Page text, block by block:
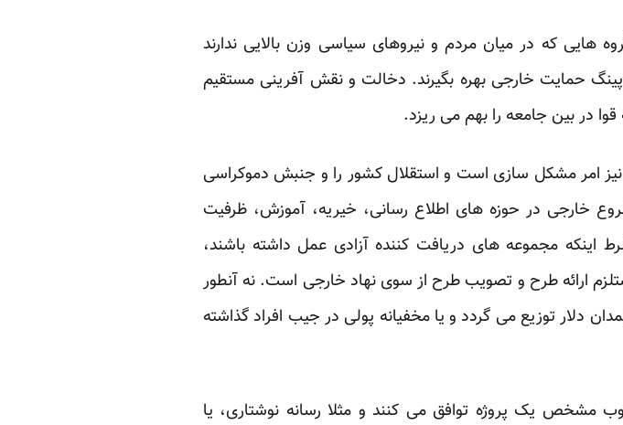
هایی که در میان مردم و نیروهای سیاسی وزن بالایی ندارند
حمایت خارجی بهره بگیرند. دخالت و نقش آفرینی مستقیم
در بین جامعه را بهم می ریزد.
نیز امر مشکل سازی است و استقلال کشور را و جنبش دموکراسی
خارجی در حوزه های اطلاع رسانی، خیریه، آموزش، ظرفیت
مجموعه های دریافت کننده آزادی عمل داشته باشند،
ارائه طرح و تصویب طرح از سوی نهاد خارجی است. نه آنطور
دلار توزیع می گردد و یا مخفیانه پولی در جیب افراد گذاشته
مشخص یک پروژه توافق می کنند و مثلا رسانه نوشتاری، یا